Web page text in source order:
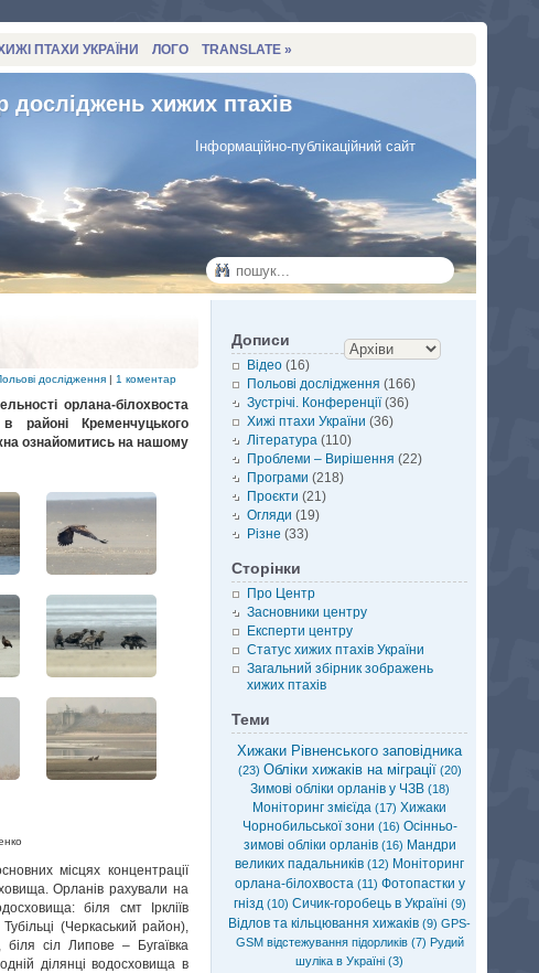
ПТАХИ УКРАЇНИ ЛОГО TRANSLATE »
досліджень хижих птахів
Інформаційно-публікаційний сайт
дослідження | 1 коментар
орлана-білохвоста
районі Кременчуцького
ознайомитись на нашому
місцях концентрації
Орланів рахували на
біля смт Іркліїв
(Черкаський район),
сіл Липове – Бугаївка
ділянці водосховища в
Дописи
Відео (16)
Польові дослідження (166)
Зустрічі. Конференції(36)
Хижі птахи України (36)
Література (110)
Проблеми – Вирішення (22)
Програми (218)
Проєкти (21)
Огляди (19)
Різне (33)
Сторінки
Про Центр
Засновники центру
Експерти центру
Статус хижих птахів України
Загальний збірник зображень
хижих птахів
Теми
Хижаки Рівненського заповідника
(23) Обліки хижаків на міграції(20)
Зимові обліки орланів у ЧЗВ(18)
Моніторинг змієїда (17) Хижаки
Чорнобильської зони (16) Осінньо-
зимові обліки орланів(16) Мандри
великих падальників (12) Моніторинг
орлана-білохвоста (11) Фотопастки у
гнізд (10) Сичик-горобець в Україні (9)
Відлов та кільцювання хижаків (9) GPS-
GSM відстежування підорликів(7) Рудий
шуліка в Україні (3)